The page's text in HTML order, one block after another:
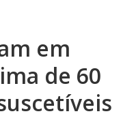
em
de 60